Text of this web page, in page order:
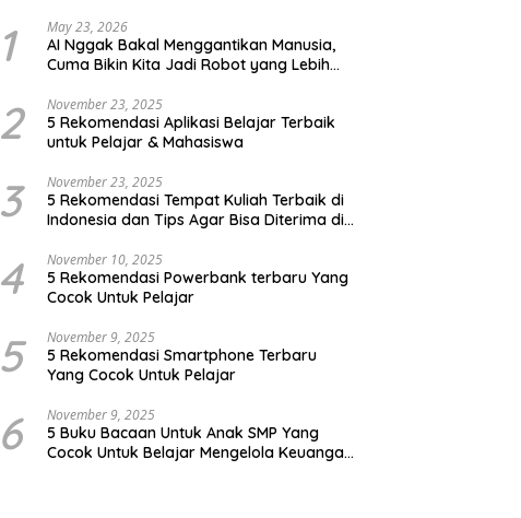
5 Buku Bacaan Untuk Anak SMP
Yang Cocok Untuk Belajar
Mengelola Keuangan Dengan
Anak SMP untuk Melatih Jiwa
Kepemimpinan
1 May 23, 2026
AI Nggak Bakal Menggantikan Manusia,
Cuma Bikin Kita Jadi Robot yang Lebih
2 November 23, 2025
5 Rekomendasi Aplikasi Belajar Terbaik
untuk Pelajar & Mahasiswa
3 November 23, 2025
5 Rekomendasi Tempat Kuliah Terbaik di
Indonesia dan Tips Agar Bisa Diterima di
4 November 10, 2025
5 Rekomendasi Powerbank terbaru Yang
Cocok Untuk Pelajar
5 November 9, 2025
5 Rekomendasi Smartphone Terbaru
Yang Cocok Untuk Pelajar
6 November 9, 2025
5 Buku Bacaan Untuk Anak SMP Yang
Cocok Untuk Belajar Mengelola Keuangan